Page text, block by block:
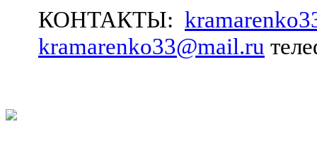
КОНТАКТЫ:
kramarenko33@mail.ru